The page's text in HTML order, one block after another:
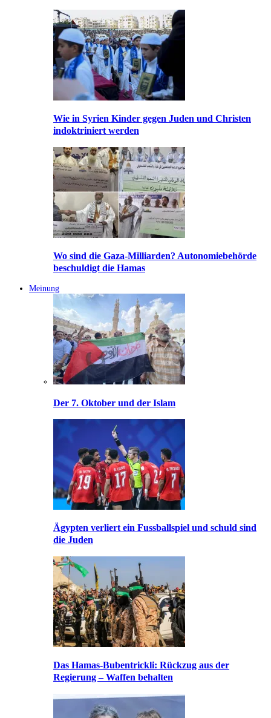
Wie in Syrien Kinder gegen Juden und Christen
indoktriniert werden
Wo sind die Gaza-Milliarden? Autonomiebehörde
beschuldigt die Hamas
Meinung
Der 7. Oktober und der Islam
Ägypten verliert ein Fussballspiel und schuld sind
die Juden
Das Hamas-Bubentrickli: Rückzug aus der
Regierung – Waffen behalten